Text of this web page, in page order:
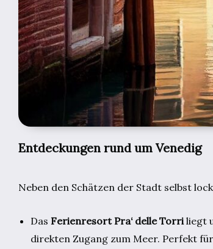
Entdeckungen rund um Venedig
Neben den Schätzen der Stadt selbst
Das Ferienresort Pra‘ delle Torri liegt
direkten Zugang zum Meer. Perfekt